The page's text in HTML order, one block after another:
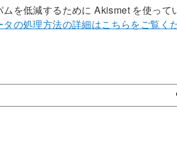
ムを低減するために Akismet を使って
タの処理方法の詳細はこちらをご覧く